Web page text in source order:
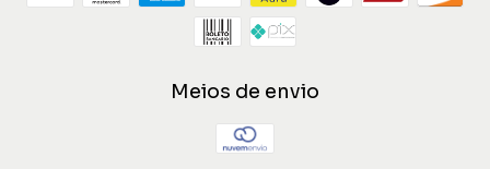
Meios de envio